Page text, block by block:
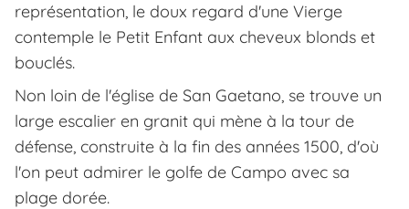
représentation, le doux regard d'une Vierge
contemple le Petit Enfant aux cheveux blonds et
bouclés.
Non loin de l'église de San Gaetano, se trouve un
large escalier en granit qui mène à la tour de
défense, construite à la fin des années 1500, d'où
l'on peut admirer le golfe de Campo avec sa
plage dorée.